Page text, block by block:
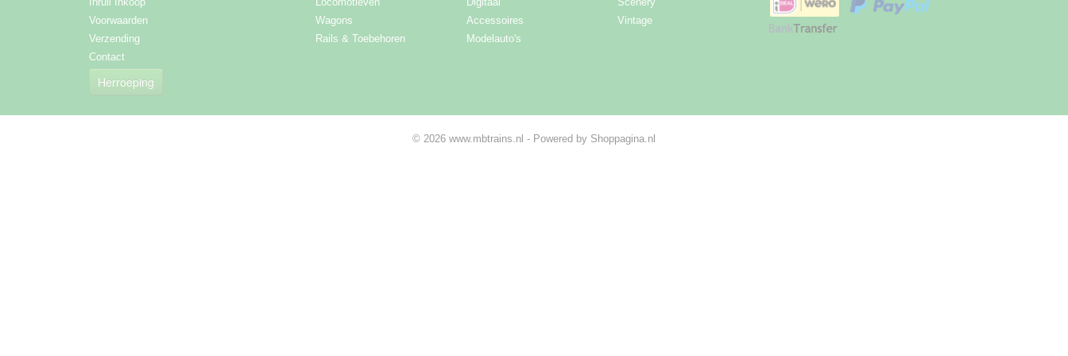
Voorwaarden
Verzending
Contact
Herroeping
Wagons
Rails & Toebehoren
Accessoires
Modelauto's
Vintage
© 2026 www.mbtrains.nl - Powered by Shoppagina.nl